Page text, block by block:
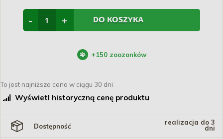
+
- DO KOSZYKA
+150 zoozonków
To jest najniższa cena w ciągu 30 dni
Wyświetl historyczną cenę produktu
Dostępność
realizacja do 3
dni